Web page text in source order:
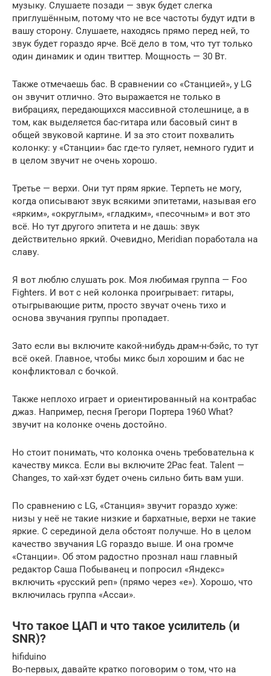
музыку. Слушаете позади — звук будет слегка
приглушённым, потому что не все частоты будут идти в
вашу сторону. Слушаете, находясь прямо перед ней, то
звук будет гораздо ярче. Всё дело в том, что тут только
один динамик и один твиттер. Мощность — 30 Вт.
Также отмечаешь бас. В сравнении со «Станцией», у LG
он звучит отлично. Это выражается не только в
вибрациях, передающихся массивной столешнице, а в
том, как выделяется бас-гитара или басовый синт в
общей звуковой картине. И за это стоит похвалить
колонку: у «Станции» бас где-то гуляет, немного гудит и
в целом звучит не очень хорошо.
Третье — верхи. Они тут прям яркие. Терпеть не могу,
когда описывают звук всякими эпитетами, называя его
«ярким», «округлым», «гладким», «песочным» и вот это
всё. Но тут другого эпитета и не дашь: звук
действительно яркий. Очевидно, Meridian поработала на
славу.
Я вот люблю слушать рок. Моя любимая группа — Foo
Fighters. И вот с ней колонка проигрывает: гитары,
отыгрывающие ритм, просто звучат очень тихо и
основа звучания группы пропадает.
Зато если вы включите какой-нибудь драм-н-бэйс, то тут
всё окей. Главное, чтобы микс был хорошим и бас не
конфликтовал с бочкой.
Также неплохо играет и ориентированный на контрабас
джаз. Например, песня Грегори Портера 1960 What?
звучит на колонке очень достойно.
Но стоит понимать, что колонка очень требовательна к
качеству микса. Если вы включите 2Pac feat. Talent —
Changes, то хай-хэт будет очень сильно бить вам уши.
По сравнению с LG, «Станция» звучит гораздо хуже:
низы у неё не такие низкие и бархатные, верхи не такие
яркие. С серединой дела обстоят получше. Но в целом
качество звучания LG гораздо выше. И она громче
«Станции». Об этом радостно прознал наш главный
редактор Саша Побыванец и попросил «Яндекс»
включить «русский реп» (прямо через «е»). Хорошо, что
включилась группа «Ассаи».
Что такое ЦАП и что такое усилитель (и
SNR)?
hifiduino
Во-первых, давайте кратко поговорим о том, что на